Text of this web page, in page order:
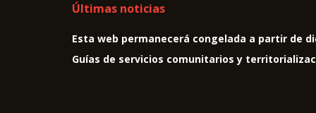
Últimas noticias
Esta web permanecerá congelada a partir de
Guías de servicios comunitarios y